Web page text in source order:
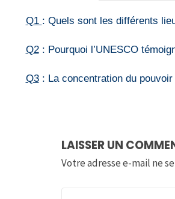
Q1 : Quels sont les différents
Q2: Pourquoi l’UNESCO
Q3: La concentration du
LAISSER UN
Votre adresse e-mail ne